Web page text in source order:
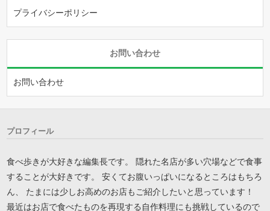
プライバシーポリシー
お問い合わせ
お問い合わせ
プロフィール
食べ歩きが大好きな編集長です。 隠れた名店が多い穴場などで食事
することが大好きです。 安くてお腹いっぱいになるところはもちろ
ん、 たまには少しお高めのお店もご紹介したいと思っています！
最近はお店で食べたものを再現する自作料理にも挑戦しているので